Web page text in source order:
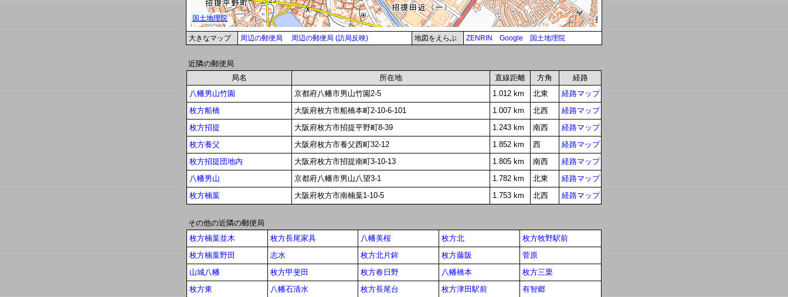
大きなマップ 周辺の郵便局 周辺の郵便局 (訪局反映) 地図をえらぶ ZENRIN Google 国土地理院
近隣の郵便局
局名
所在地 直線距離 方角
経路
八幡男山竹園
京都府八幡市男山竹園2-5 1.012 km 北東
経路マップ
枚方船橋
大阪府枚方市船橋本町2-10-6-101 1.007 km 北西
経路マップ
枚方招提
大阪府枚方市招提平野町8-39 1.243 km 南西
経路マップ
枚方養父
大阪府枚方市養父西町32-12 1.852 km 西
経路マップ
枚方招提団地内
大阪府枚方市招提南町3-10-13 1.805 km 南西
経路マップ
八幡男山
京都府八幡市男山八望3-1 1.782 km 北東
経路マップ
枚方楠葉
大阪府枚方市南楠葉1-10-5 1.753 km 北西 経路マップ
その他の近隣の郵便局
枚方楠葉並木
枚方長尾家具 八幡美桜 枚方北
枚方牧野駅前
枚方楠葉野田
志水 枚方北片鉾 枚方藤阪
菅原
山城八幡
枚方甲斐田 枚方春日野 八幡橋本
枚方三栗
枚方東
八幡石清水 枚方長尾台 枚方津田駅前 有智郷